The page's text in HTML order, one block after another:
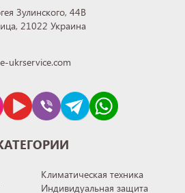
Зулинского, 44В
21022 Украина
ukrservice.com
Климатическая техника
Индивидуальная защита